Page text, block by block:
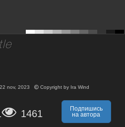
22 nov, 2023 Copyright by Ira Wind
1461
Подпишись
на автора